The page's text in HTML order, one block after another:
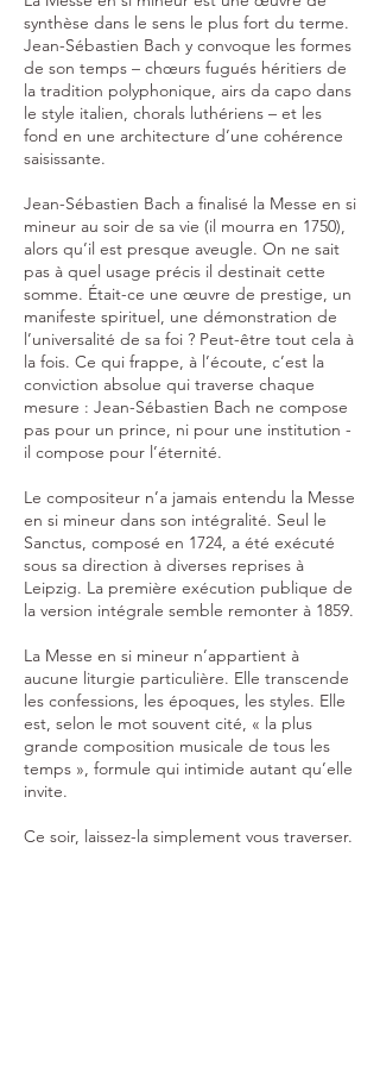
synthèse dans le sens le plus fort du terme.
Jean-Sébastien Bach y convoque les formes
de son temps – chœurs fugués héritiers de
la tradition polyphonique, airs da capo dans
le style italien, chorals luthériens – et les
fond en une architecture d’une cohérence
saisissante.
Jean-Sébastien Bach a finalisé la Messe en si
mineur au soir de sa vie (il mourra en 1750),
alors qu’il est presque aveugle. On ne sait
pas à quel usage précis il destinait cette
somme. Était-ce une œuvre de prestige, un
manifeste spirituel, une démonstration de
l’universalité de sa foi ? Peut-être tout cela à
la fois. Ce qui frappe, à l’écoute, c’est la
conviction absolue qui traverse chaque
mesure : Jean-Sébastien Bach ne compose
pas pour un prince, ni pour une institution -
il compose pour l’éternité.
Le compositeur n’a jamais entendu la Messe
en si mineur dans son intégralité. Seul le
Sanctus, composé en 1724, a été exécuté
sous sa direction à diverses reprises à
Leipzig. La première exécution publique de
la version intégrale semble remonter à 1859.
La Messe en si mineur n’appartient à
aucune liturgie particulière. Elle transcende
les confessions, les époques, les styles. Elle
est, selon le mot souvent cité, « la plus
grande composition musicale de tous les
temps », formule qui intimide autant qu’elle
invite.
Ce soir, laissez-la simplement vous traverser.